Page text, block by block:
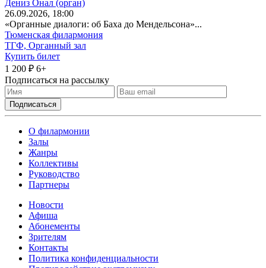
Дениз Онал (орган)
26.09.2026, 18:00
«Органные диалоги: об Баха до Мендельсона»...
Тюменская филармония
ТГФ, Органный зал
Купить билет
1 200 ₽ 6+
Подписаться на рассылку
О филармонии
Залы
Жанры
Коллективы
Руководство
Партнеры
Новости
Афиша
Абонементы
Зрителям
Контакты
Политика конфиденциальности